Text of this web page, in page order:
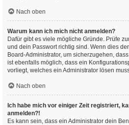
Nach oben
Warum kann ich mich nicht anmelden?
Dafür gibt es viele mögliche Gründe. Prüfe
und dein Passwort richtig sind. Wenn dies
Board-Administrator, um sicherzugehen,
ist ebenfalls möglich, dass ein
vorliegt, welches ein Administrator lösen
Nach oben
Ich habe mich vor einiger Zeit registriert,
anmelden?!
Es kann sein, dass ein Administrator dein